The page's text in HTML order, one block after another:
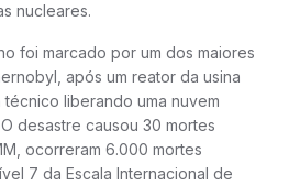
nucleares.
foi marcado por um dos maiores
após um reator da usina
liberando uma nuvem
desastre causou 30 mortes
ocorreram 6.000 mortes
7 da Escala Internacional de